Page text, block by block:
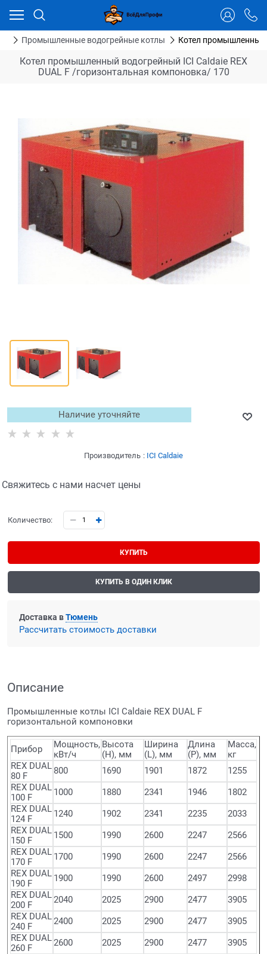
Промышленные водогрейные котлы Котел промышленный
Котел промышленный водогрейный ICI Caldaie REX
DUAL F /горизонтальная компоновка/ 170
Наличие уточняйте
Производитель : ICI Caldaie
Свяжитесь с нами насчет цены
Количество:
КУПИТЬ
КУПИТЬ В ОДИН КЛИК
Доставка вТюмень
Рассчитать стоимость доставки
Описание
Промышленные котлы ICI Caldaie REX DUAL F
горизонтальной компоновки
Прибор
Мощность,
кВт/ч
Высота
(H), мм
Ширина
(L), мм
Длина
(P), мм
Масса,
кг
REX DUAL
80 F
800 1690 1901 1872
1255
REX DUAL
100 F
1000 1880 2341 1946
1802
REX DUAL
124 F
1240 1902 2341 2235
2033
REX DUAL
150 F
1500 1990 2600 2247
2566
REX DUAL
170 F
1700 1990 2600 2247
2566
REX DUAL
190 F
1900 1990 2600 2497
2998
REX DUAL
200 F
2040 2025 2900 2477
3905
REX DUAL
240 F
2400 2025 2900 2477
3905
REX DUAL
260 F
2600 2025 2900 2477 3905
Ваш город - Тюмень,
угадали?
ДА НЕТ